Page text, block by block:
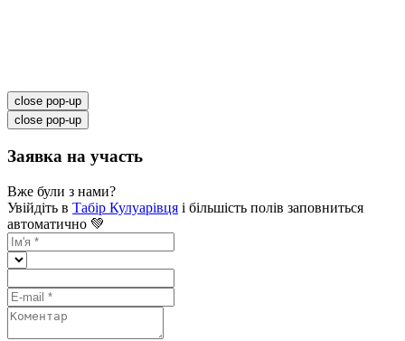
close pop-up
close pop-up
Заявка на участь
Вже були з нами?
Увійдіть в Табір Кулуарівця і більшість полів заповниться
автоматично 💚